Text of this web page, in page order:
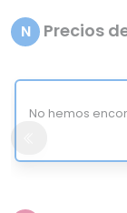
N Precios
No hemos